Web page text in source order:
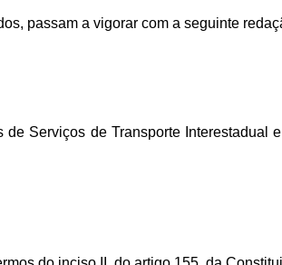
passam a vigorar com a seguinte
Serviços de Transporte Interestadual